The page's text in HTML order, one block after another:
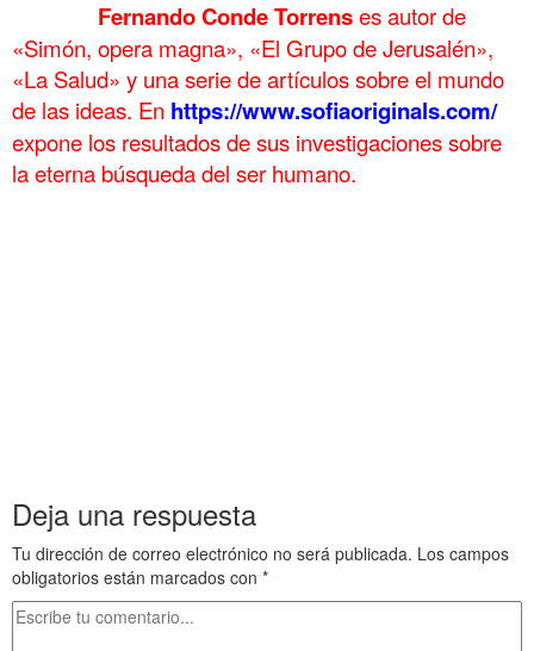
Fernando Conde Torrenses autor de
«Simón, opera magna», «El Grupo de Jerusalén»,
«La Salud» y una serie de artículos sobre el mundo
de las ideas. En https://www.sofiaoriginals.com/
expone los resultados de sus investigaciones sobre
la eterna búsqueda del ser humano.
Deja una respuesta
Tu dirección de correo electrónico no será publicada. Los campos
obligatorios están marcados con *